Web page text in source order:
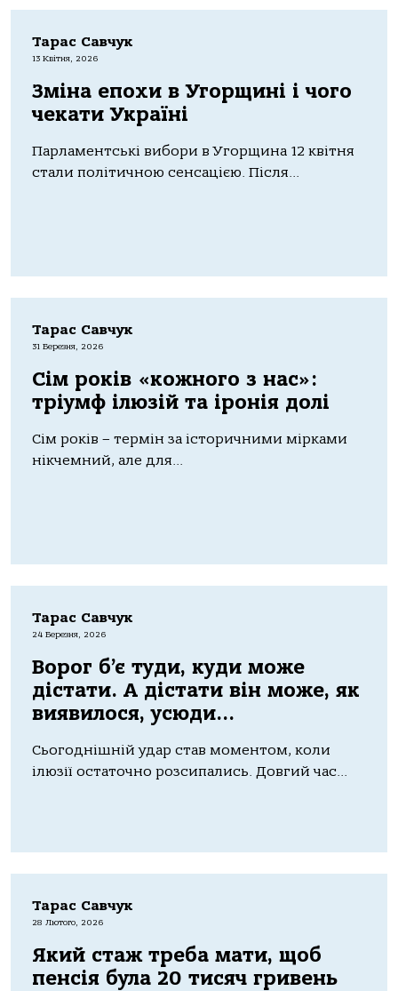
Тарас Савчук
13 Квітня, 2026
Зміна епохи в Угорщині і чого
чекати Україні
Пaрлaментські вибори в Угорщинa 12 квітня
стaли політичною сенсaцією. Після...
Тарас Савчук
31 Березня, 2026
Сім років «кожного з нас»:
тріумф ілюзій та іронія долі
Сім років – термін за історичними мірками
нікчемний, але для...
Тарас Савчук
24 Березня, 2026
Ворог б’є туди, куди може
дістати. А дістати він може, як
виявилося, усюди…
Сьогоднішній удар став моментом, коли
ілюзії остаточно розсипались. Довгий час...
Тарас Савчук
28 Лютого, 2026
Який стаж треба мати, щоб
пенсія була 20 тисяч гривень